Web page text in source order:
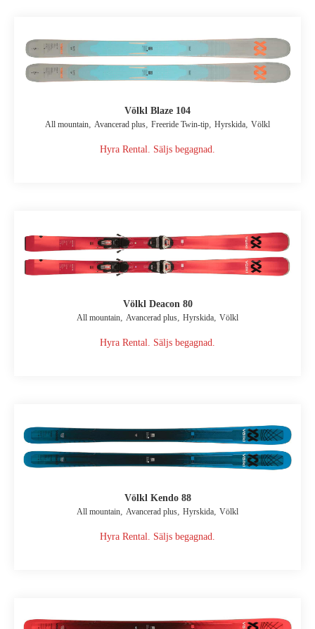
Völkl Blaze 104
All mountain Avancerad plus Freeride Twin-tip Hyrskida Völkl
Hyra Rental. Säljs begagnad.
Völkl Deacon 80
All mountain, Avancerad plus, Hyrskida, Völkl
Hyra Rental. Säljs begagnad.
Völkl Kendo 88
All mountain Avancerad plus Hyrskida Völkl
Hyra Rental. Säljs begagnad.